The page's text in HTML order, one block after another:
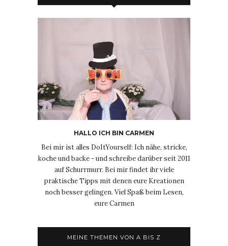
HALLO ICH BIN CARMEN
Bei mir ist alles DoItYourself: Ich nähe, stricke,
koche und backe - und schreibe darüber seit 2011
auf Schurrmurr. Bei mir findet ihr viele
praktische Tipps mit denen eure Kreationen
noch besser gelingen. Viel Spaß beim Lesen,
eure Carmen
MEINE THEMEN VON A BIS Z